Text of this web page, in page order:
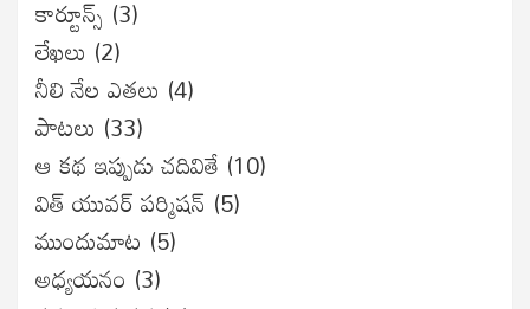
కార్టూన్స్ (3)
లేఖలు (2)
నీలి నేల ఎతలు (4)
పాటలు (33)
ఆ కథ ఇప్పుడు చదివితే (10)
విత్ యువర్ పర్మిషన్ (5)
ముందుమాట (5)
అధ్యయనం (3)